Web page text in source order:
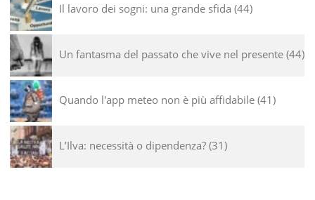
Il lavoro dei sogni: una grande sfida 44
Un fantasma del passato che vive nel presente 44
Quando l'app meteo non è più affidabile 41
L’Ilva: necessità o dipendenza? 31